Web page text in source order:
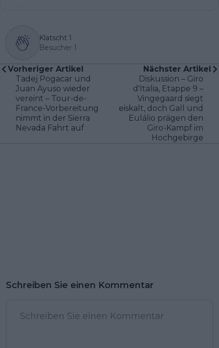
Klatscht 1
Besucher 1
Vorheriger Artikel
Tadej Pogacar und
Juan Ayuso wieder
vereint – Tour-de-
France-Vorbereitung
nimmt in der Sierra
Nevada Fahrt auf
Nächster Artikel
Diskussion – Giro
d'Italia, Etappe 9 –
Vingegaard siegt
eiskalt, doch Gall und
Eulálio prägen den
Giro-Kampf im
Hochgebirge
Schreiben Sie einen Kommentar